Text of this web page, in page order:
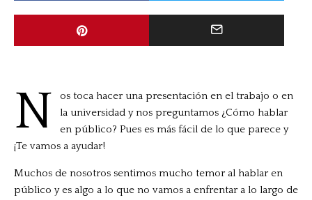
N
os toca hacer una presentación en el trabajo o en
la universidad y nos preguntamos ¿Cómo hablar
en público? Pues es más fácil de lo que parece y
¡Te vamos a ayudar!
Muchos de nosotros sentimos mucho temor al hablar en
público y es algo a lo que no vamos a enfrentar a lo largo de